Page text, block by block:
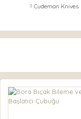
Cudeman Knives